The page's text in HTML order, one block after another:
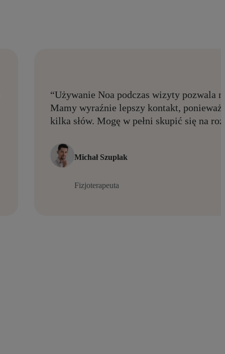
“Używanie Noa podczas wizyty pozwala
Mamy wyraźnie lepszy kontakt,
kilka słów. Mogę w pełni skupić się na
Michał Szuplak
Fizjoterapeuta